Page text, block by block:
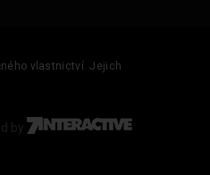
vlastnictví. Jejich
by